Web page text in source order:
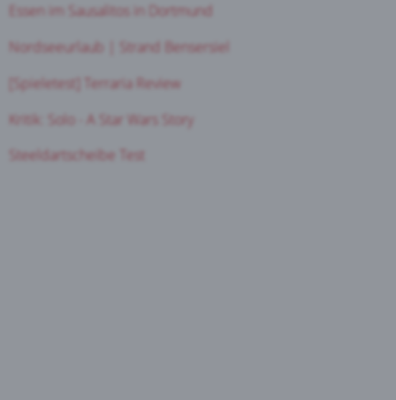
Essen im Sausalitos in Dortmund
Nordseeurlaub | Strand Bensersiel
[Spieletest] Terraria Review
Kritik: Solo - A Star Wars Story
Steeldartscheibe Test